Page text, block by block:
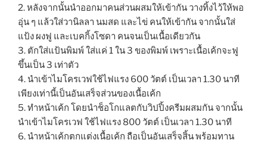
2. หลังจากนั้นนำออกมาคนส่วนผสมให้เข้ากัน วางทิ้งไว้ให้พอ
อุ่น ๆ แล้วใส่วานิลลา นมสด และไข่ คนให้เข้ากัน จากนั้นใส่
แป้ง ผงฟู และเบคกิ้งโซดา คนจนเป็นเนื้อเดียวกัน
3. ตักใส่แป้นพิมพ์ ใส่แค่ 1 ใน 3 ของพิมพ์ เพราะเนื้อเค้กจะฟู
ขึ้นเป็น 3 เท่าตัว
4. นำเข้าไมโครเวฟใช้ไฟแรง 600 วัตต์ เป็นเวลา 1.30 นาที
เพียงเท่านี้เป็นอันเสร็จส่วนของเนื้อเค้ก
5. ทำหน้าเค้ก โดยนำช็อโกแลตกับวิปปิ้งครีมผสมกัน จากนั้น
นำเข้าไมโครเวฟ ใช้ไฟแรง 800 วัตต์ เป็นเวลา 1.30 นาที
6. นำหน้าเค้กตกแต่งเนื้อเค้ก ถือเป็นอันเสร็จสิ้น พร้อมทาน